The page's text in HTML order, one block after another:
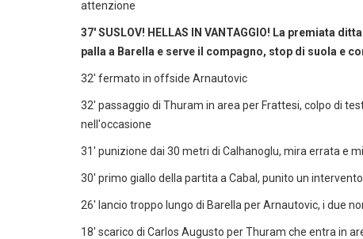
attenzione
37' SUSLOV! HELLAS IN VANTAGGIO! La premiata
palla a Barella e serve il compagno, stop di suola e
32' fermato in offside Arnautovic
32' passaggio di Thuram in area per Frattesi, colpo di
nell'occasione
31' punizione dai 30 metri di Calhanoglu, mira errata e
30' primo giallo della partita a Cabal, punito un
26' lancio troppo lungo di Barella per Arnautovic, i due
18' scarico di Carlos Augusto per Thuram che entra in